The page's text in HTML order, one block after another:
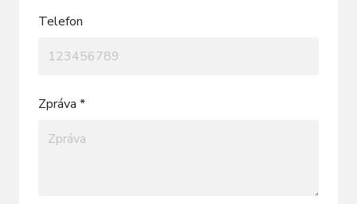
Telefon
Zpráva *